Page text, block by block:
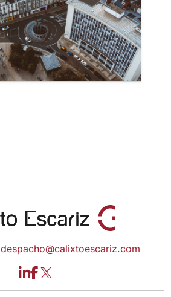
despacho@calixtoescariz.com
LinkedIn
Facebook
X